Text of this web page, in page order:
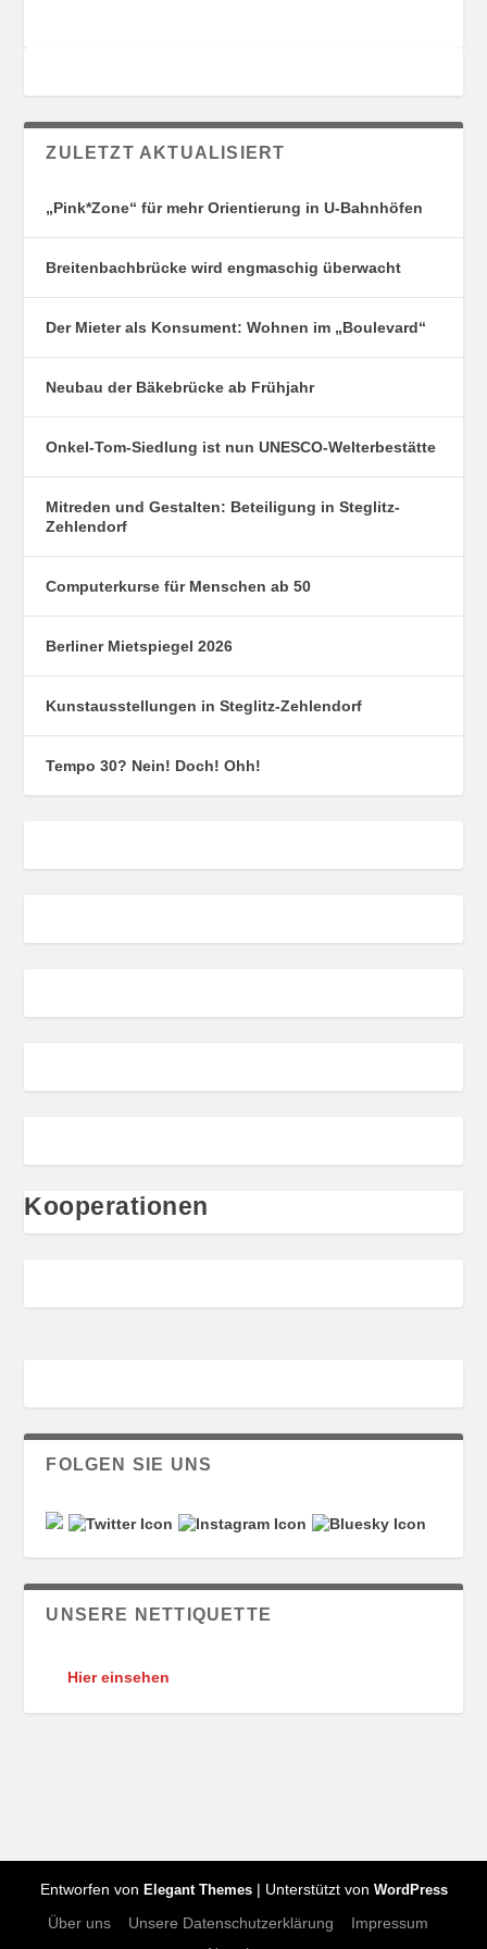
ZULETZT AKTUALISIERT
„Pink*Zone“ für mehr Orientierung in U-Bahnhöfen
Breitenbachbrücke wird engmaschig überwacht
Der Mieter als Konsument: Wohnen im „Boulevard“
Neubau der Bäkebrücke ab Frühjahr
Onkel-Tom-Siedlung ist nun UNESCO-Welterbestätte
Mitreden und Gestalten: Beteiligung in Steglitz-
Zehlendorf
Computerkurse für Menschen ab 50
Berliner Mietspiegel 2026
Kunstausstellungen in Steglitz-Zehlendorf
Tempo 30? Nein! Doch! Ohh!
Kooperationen
FOLGEN SIE UNS
UNSERE NETTIQUETTE
Hier einsehen
Entworfen von Elegant Themes| Unterstützt von WordPress
Über uns Unsere Datenschutzerklärung
Impressum